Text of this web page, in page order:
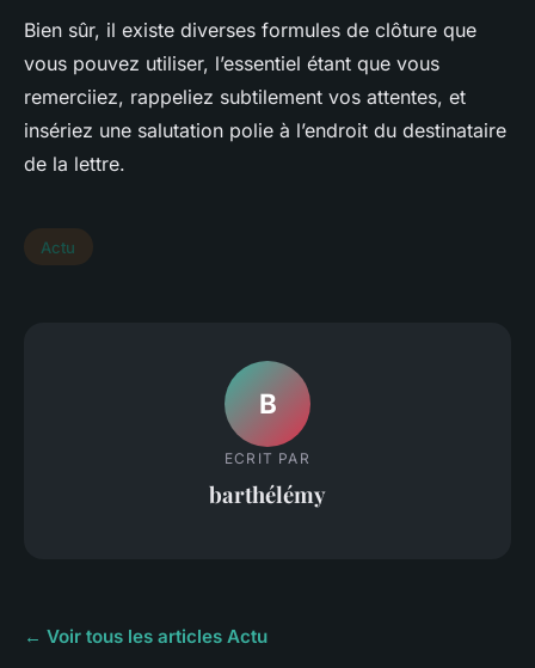
Bien sûr, il existe diverses formules de clôture que
vous pouvez utiliser, l’essentiel étant que vous
remerciiez, rappeliez subtilement vos attentes, et
insériez une salutation polie à l’endroit du destinataire
de la lettre.
Actu
B
ECRIT PAR
barthélémy
← Voir tous les articles Actu